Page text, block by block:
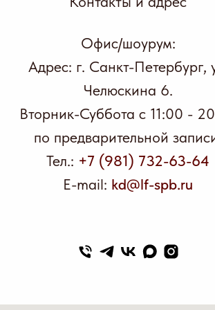
Офис/шоурум:
Адрес: г. Санкт-Петербург,
Челюскина 6.
Вторник-Суббота с 11:00 -
по предварительной
Тел.: +7 (981) 732-63-64
E-mail: kd@lf-spb.ru